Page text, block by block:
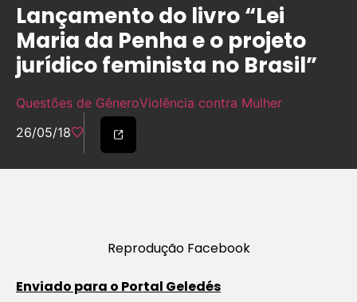
Lançamento do livro “Lei
Maria da Penha e o projeto
jurídico feminista no Brasil”
Questões de GêneroViolência contra Mulher
26/05/18
Reprodução Facebook
Enviado para o Portal Geledés